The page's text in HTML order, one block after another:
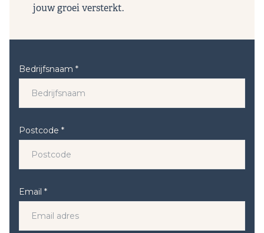
jouw groei versterkt.
Bedrijfsnaam *
Postcode *
Email *